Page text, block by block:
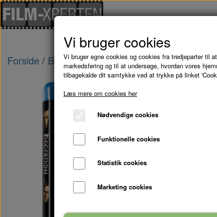
Forside Blu-Ray - kampagne tilbud
Vi bruger cookies
Vi bruger egne cookies og cookies fra tredjeparter til
markedsføring og til at undersøge, hvordan vores
tilbagekalde dit samtykke ved at trykke på linket
Læs mere om cookies her
Nødvendige cookies
Funktionelle cookies
Statistik cookies
Marketing cookies